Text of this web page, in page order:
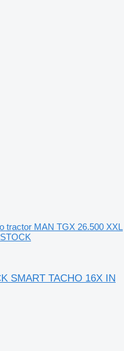
tractor MAN TGX 26.500 XXL
SMART TACHO 16X IN